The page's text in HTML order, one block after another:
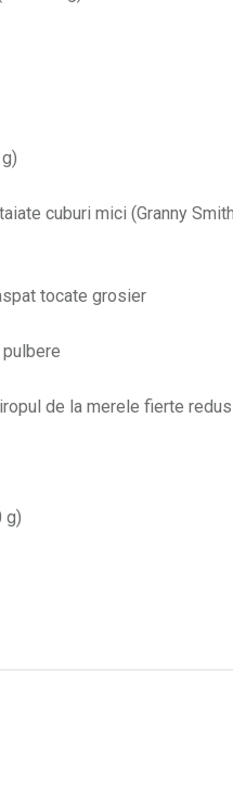
cuburi mici (Granny
tocate grosier
de la merele fierte redus
g)